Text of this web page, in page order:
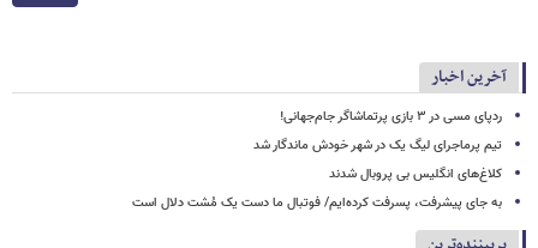
آخرین اخبار
ردپای مسی در ۳ بازی پرتماشاگر جام‌جهانی!
تیم پرماجرای لیگ یک در شهر خودش ماندگار شد
کلاغ‌های انگلیس بی پروبال شدند
به جای پیشرفت، پسرفت کرده‌ایم/ فوتبال ما دست یک مُشت دلال است